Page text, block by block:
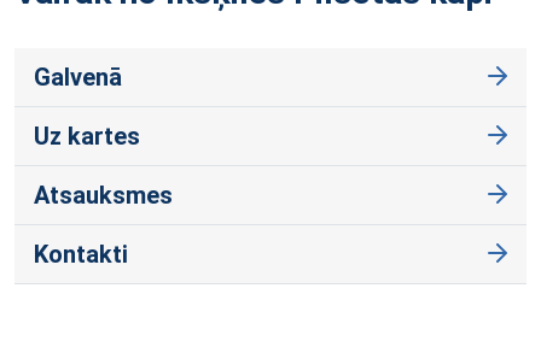
Galvenā
Uz kartes
Atsauksmes
Kontakti